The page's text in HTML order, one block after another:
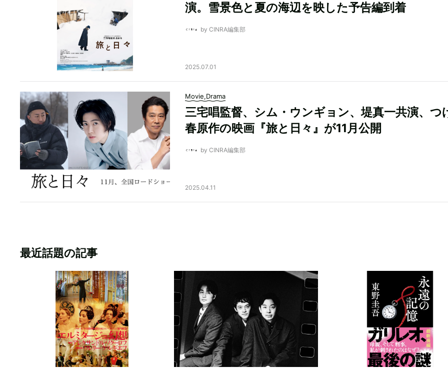
演。雪景色と夏の海辺を映した予告編到着
by CINRA編集部
2025.07.01
Movie,Drama
三宅唱監督、シム・ウンギョン、堤真一共演、つ
春原作の映画『旅と日々』が11月公開
by CINRA編集部
2025.04.11
最近話題の記事